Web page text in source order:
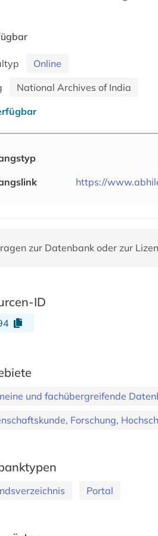
Online
National Archives of India
https://
zur Datenbank oder zur
ID
und fachübergreifende
Forschung,
Portal